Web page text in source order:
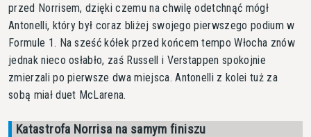
przed Norrisem, dzięki czemu na chwilę odetchnąć mógł
Antonelli, który był coraz bliżej swojego pierwszego podium w
Formule 1. Na sześć kółek przed końcem tempo Włocha znów
jednak nieco osłabło, zaś Russell i Verstappen spokojnie
zmierzali po pierwsze dwa miejsca. Antonelli z kolei tuż za
sobą miał duet McLarena.
Katastrofa Norrisa na samym finiszu